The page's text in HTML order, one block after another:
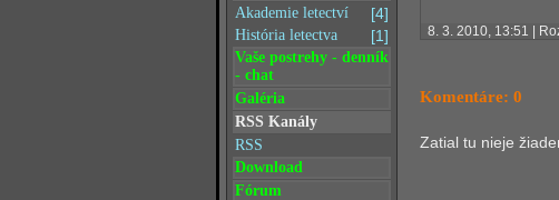
[4]
Akademie letectví
[1]
História letectva
Vaše postrehy - denník
- chat
Galéria
RSS Kanály
RSS
Download
Fórum
8. 3. 2010, 13:51 |
Komentáre: 0
Zatial tu nieje